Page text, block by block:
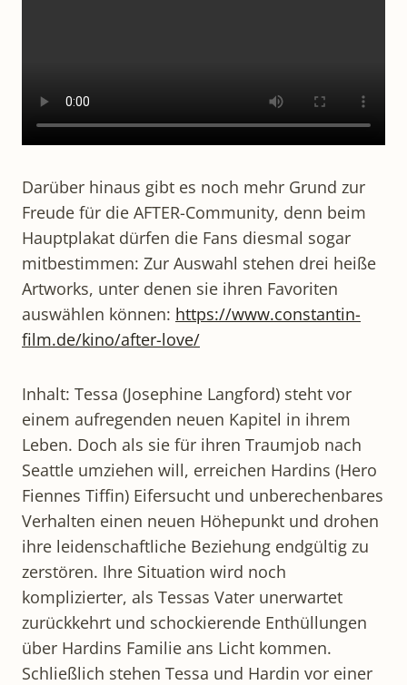
Darüber hinaus gibt es noch mehr Grund zur
Freude für die AFTER-Community, denn beim
Hauptplakat dürfen die Fans diesmal sogar
mitbestimmen: Zur Auswahl stehen drei heiße
Artworks, unter denen sie ihren Favoriten
auswählen können: https://www.constantin-
film.de/kino/after-love/
Inhalt: Tessa (Josephine Langford) steht vor
einem aufregenden neuen Kapitel in ihrem
Leben. Doch als sie für ihren Traumjob nach
Seattle umziehen will, erreichen Hardins (Hero
Fiennes Tiffin) Eifersucht und unberechenbares
Verhalten einen neuen Höhepunkt und drohen
ihre leidenschaftliche Beziehung endgültig zu
zerstören. Ihre Situation wird noch
komplizierter, als Tessas Vater unerwartet
zurückkehrt und schockierende Enthüllungen
über Hardins Familie ans Licht kommen.
Schließlich stehen Tessa und Hardin vor einer